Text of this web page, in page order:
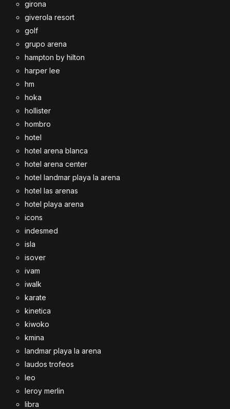
girona
giverola resort
golf
grupo arena
hampton by hilton
harper lee
hm
hoka
hollister
hombro
hotel
hotel arena blanca
hotel arena center
hotel landmar playa la arena
hotel las arenas
hotel playa arena
icons
indesmed
isla
isover
ivam
iwalk
karate
kinetica
kiwoko
kmina
landmar playa la arena
laudos trofeos
leo
leroy merlin
libra